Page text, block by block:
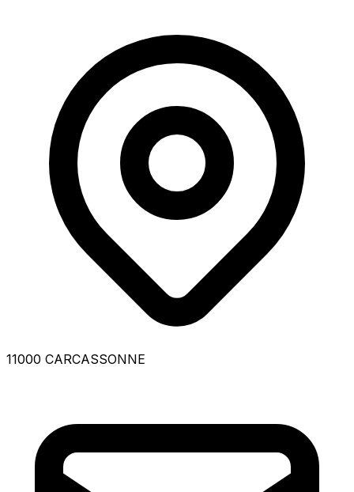
11000 CARCASSONNE